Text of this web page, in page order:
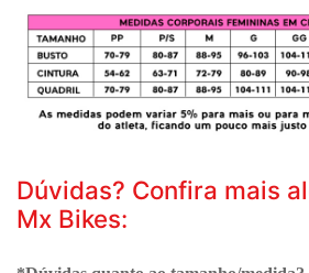
Dúvidas? Confira mais
Mx Bikes: